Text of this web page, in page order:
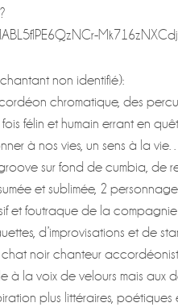
non identifié):
chromatique, des
félin et humain errant en
à nos vies, un sens à la
sur fond de cumbia, de
et sublimée, 2
et foutraque de la
d’improvisations et de
chat noir chanteur
à la voix de velours mais aux
plus littéraires, poétiques